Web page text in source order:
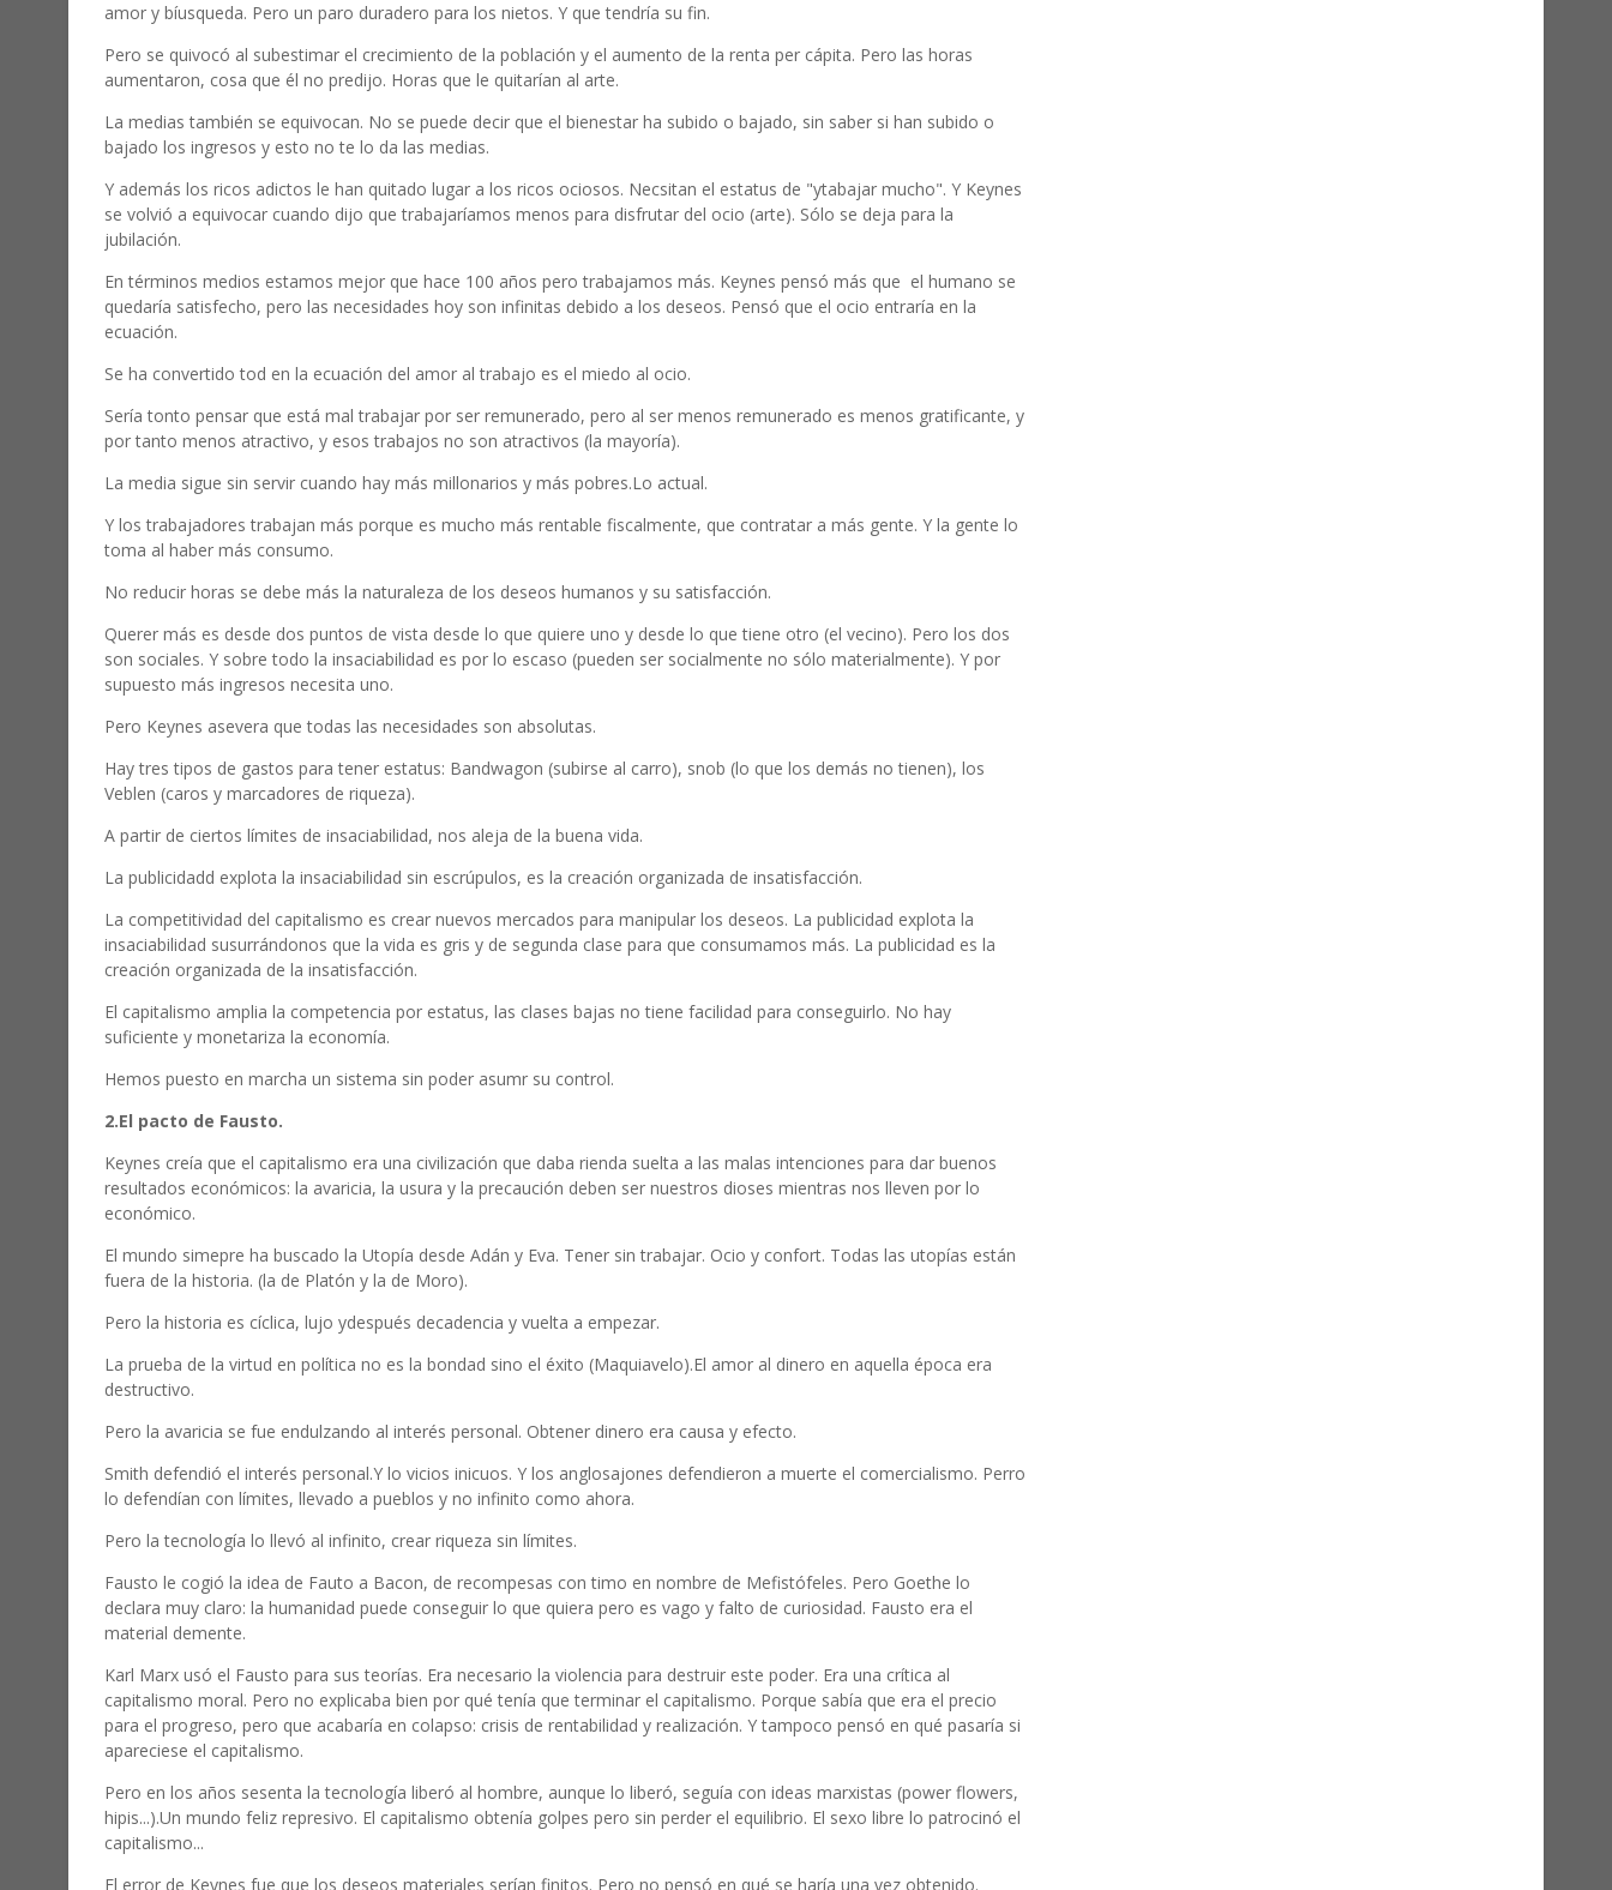
amor y bíusqueda. Pero un paro duradero para los nietos. Y que tendría su fin.
Pero se quivocó al subestimar el crecimiento de la población y el aumento de la renta per cápita. Pero las horas
aumentaron, cosa que él no predijo. Horas que le quitarían al arte.
La medias también se equivocan. No se puede decir que el bienestar ha subido o bajado, sin saber si han subido o
bajado los ingresos y esto no te lo da las medias.
Y además los ricos adictos le han quitado lugar a los ricos ociosos. Necsitan el estatus de "ytabajar mucho". Y Keynes
se volvió a equivocar cuando dijo que trabajaríamos menos para disfrutar del ocio (arte). Sólo se deja para la
jubilación.
En términos medios estamos mejor que hace 100 años pero trabajamos más. Keynes pensó más que el humano se
quedaría satisfecho, pero las necesidades hoy son infinitas debido a los deseos. Pensó que el ocio entraría en la
ecuación.
Se ha convertido tod en la ecuación del amor al trabajo es el miedo al ocio.
Sería tonto pensar que está mal trabajar por ser remunerado, pero al ser menos remunerado es menos gratificante, y
por tanto menos atractivo, y esos trabajos no son atractivos (la mayoría).
La media sigue sin servir cuando hay más millonarios y más pobres.Lo actual.
Y los trabajadores trabajan más porque es mucho más rentable fiscalmente, que contratar a más gente. Y la gente lo
toma al haber más consumo.
No reducir horas se debe más la naturaleza de los deseos humanos y su satisfacción.
Querer más es desde dos puntos de vista desde lo que quiere uno y desde lo que tiene otro (el vecino). Pero los dos
son sociales. Y sobre todo la insaciabilidad es por lo escaso (pueden ser socialmente no sólo materialmente). Y por
supuesto más ingresos necesita uno.
Pero Keynes asevera que todas las necesidades son absolutas.
Hay tres tipos de gastos para tener estatus: Bandwagon (subirse al carro), snob (lo que los demás no tienen), los
Veblen (caros y marcadores de riqueza).
A partir de ciertos límites de insaciabilidad, nos aleja de la buena vida.
La publicidadd explota la insaciabilidad sin escrúpulos, es la creación organizada de insatisfacción.
La competitividad del capitalismo es crear nuevos mercados para manipular los deseos. La publicidad explota la
insaciabilidad susurrándonos que la vida es gris y de segunda clase para que consumamos más. La publicidad es la
creación organizada de la insatisfacción.
El capitalismo amplia la competencia por estatus, las clases bajas no tiene facilidad para conseguirlo. No hay
suficiente y monetariza la economía.
Hemos puesto en marcha un sistema sin poder asumr su control.
2.El pacto de Fausto.
Keynes creía que el capitalismo era una civilización que daba rienda suelta a las malas intenciones para dar buenos
resultados económicos: la avaricia, la usura y la precaución deben ser nuestros dioses mientras nos lleven por lo
económico.
El mundo simepre ha buscado la Utopía desde Adán y Eva. Tener sin trabajar. Ocio y confort. Todas las utopías están
fuera de la historia. (la de Platón y la de Moro).
Pero la historia es cíclica, lujo ydespués decadencia y vuelta a empezar.
La prueba de la virtud en política no es la bondad sino el éxito (Maquiavelo).El amor al dinero en aquella época era
destructivo.
Pero la avaricia se fue endulzando al interés personal. Obtener dinero era causa y efecto.
Smith defendió el interés personal.Y lo vicios inicuos. Y los anglosajones defendieron a muerte el comercialismo. Perro
lo defendían con límites, llevado a pueblos y no infinito como ahora.
Pero la tecnología lo llevó al infinito, crear riqueza sin límites.
Fausto le cogió la idea de Fauto a Bacon, de recompesas con timo en nombre de Mefistófeles. Pero Goethe lo
declara muy claro: la humanidad puede conseguir lo que quiera pero es vago y falto de curiosidad. Fausto era el
material demente.
Karl Marx usó el Fausto para sus teorías. Era necesario la violencia para destruir este poder. Era una crítica al
capitalismo moral. Pero no explicaba bien por qué tenía que terminar el capitalismo. Porque sabía que era el precio
para el progreso, pero que acabaría en colapso: crisis de rentabilidad y realización. Y tampoco pensó en qué pasaría si
apareciese el capitalismo.
Pero en los años sesenta la tecnología liberó al hombre, aunque lo liberó, seguía con ideas marxistas (power flowers,
hipis...).Un mundo feliz represivo. El capitalismo obtenía golpes pero sin perder el equilibrio. El sexo libre lo patrocinó el
capitalismo...
El error de Keynes fue que los deseos materiales serían finitos. Pero no pensó en qué se haría una vez obtenido.